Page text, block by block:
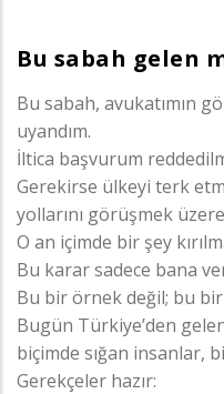
Bu sabah gelen
Bu sabah, avukatımın
uyandım.
İltica başvurum
Gerekirse ülkeyi terk
yollarını görüşmek
O an içimde bir şey
Bu karar sadece bana
Bu bir örnek değil; bu
Bugün Türkiye’den
biçimde sığan insanlar,
Gerekçeler hazır: